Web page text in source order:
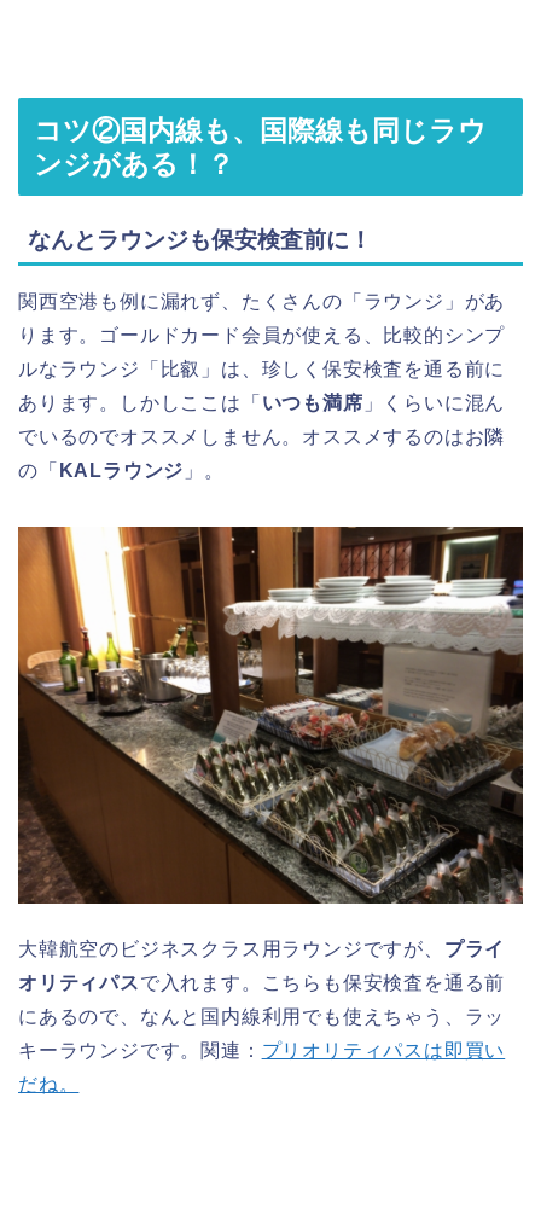
コツ②国内線も、国際線も同じラウ
ンジがある！？
なんとラウンジも保安検査前に！
関西空港も例に漏れず、たくさんの「ラウンジ」があ
ります。ゴールドカード会員が使える、比較的シンプ
ルなラウンジ「比叡」は、珍しく保安検査を通る前に
あります。しかしここは「 いつも満席 」くらいに混ん
でいるのでオススメしません。オススメするのはお隣
の「 KALラウンジ 」。
大韓航空のビジネスクラス用ラウンジですが、 プライ
オリティパスで入れます。こちらも保安検査を通る前
にあるので、なんと国内線利用でも使えちゃう、ラッ
キーラウンジです。関連： プリオリティパスは即買い
だね。